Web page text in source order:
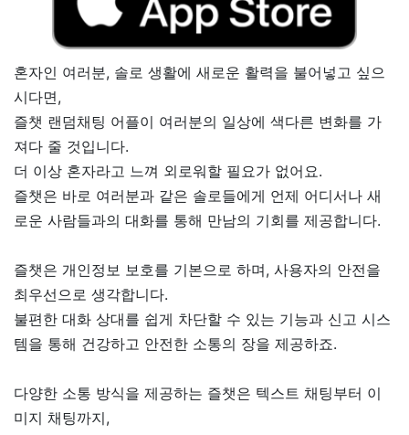
혼자인 여러분, 솔로 생활에 새로운 활력을 불어넣고 싶으
시다면,
즐챗 랜덤채팅 어플이 여러분의 일상에 색다른 변화를 가
져다 줄 것입니다.
더 이상 혼자라고 느껴 외로워할 필요가 없어요.
즐챗은 바로 여러분과 같은 솔로들에게 언제 어디서나 새
로운 사람들과의 대화를 통해 만남의 기회를 제공합니다.
즐챗은 개인정보 보호를 기본으로 하며, 사용자의 안전을
최우선으로 생각합니다.
불편한 대화 상대를 쉽게 차단할 수 있는 기능과 신고 시스
템을 통해 건강하고 안전한 소통의 장을 제공하죠.
다양한 소통 방식을 제공하는 즐챗은 텍스트 채팅부터 이
미지 채팅까지,